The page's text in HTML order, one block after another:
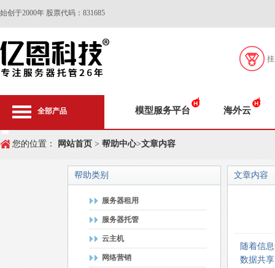
始创于2000年 股票代码：831685
全部产品 模型服务平台 海外云
您的位置： 网站首页 > 帮助中心>文章内容
帮助类别
服务器租用
服务器托管
云主机
网络营销
文章内容
随着信
数据共